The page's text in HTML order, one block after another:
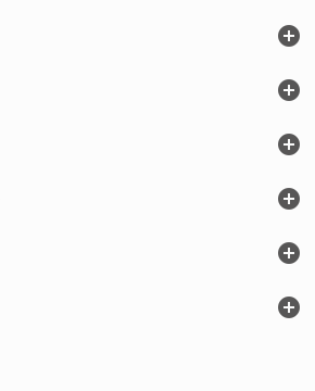





